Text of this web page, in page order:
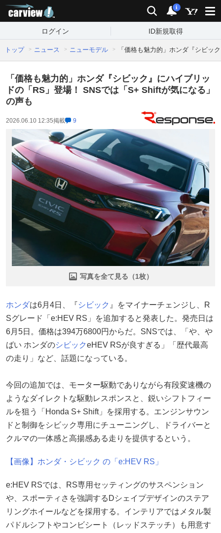
検索 通知
i
ログイン ID新規取得
トップ ニュース ニューモデル 「価格も魅力的」ホンダ『シビッ
「価格も魅力的」ホンダ『シビック』にハイブリッ
ドの「RS」登場！ SNSでは「S+ Shiftが気になる」
の声も
2026.06.10 12:35掲載 9
写真を全て見る（1枚）
ホンダは6月4日、『シビック 』をマイナーチェンジし、R
Sグレード「e:HEV RS」を追加すると発表した。発売日は
6月5日。価格は394万6800円からだ。SNSでは、「や、や
ばい ホンダのシビックeHEV RSが良すぎる」「歴代最高
の走り」など、話題になっている。
今回の追加では、モーター駆動でありながら有段変速機の
ようなダイレクトな駆動レスポンスと、鋭いシフトフィー
ルを狙う「Honda S+ Shift」を採用する。エンジンサウン
ドと制御をシビック専用にチューニングし、ドライバーと
クルマの一体感と高揚感ある走りを提供するという。
【画像】ホンダ・シビック の「e:HEV RS」
e:HEV RSでは、RS専用セッティングのサスペンション
や、スポーティさを強調するDシェイプデザインのステア
リングホイールなどを採用する。インテリアではメタル製
パドルシフトやコンビシート（レッドステッチ）も用意す